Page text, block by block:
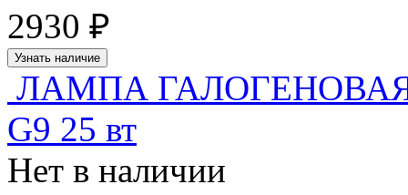
2930 ₽
Узнать наличие
ЛАМПА
G9 25 вт
Нет в наличии